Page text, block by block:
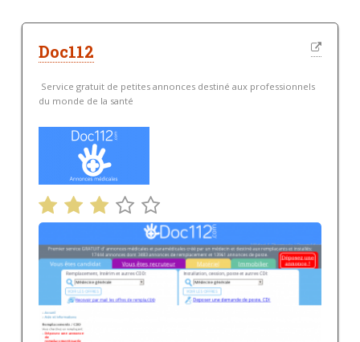
Doc112
Service gratuit de petites annonces destiné aux professionnels
du monde de la santé